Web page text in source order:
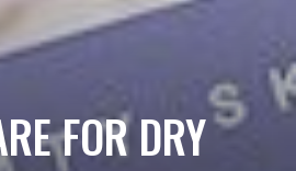
FOR DRY